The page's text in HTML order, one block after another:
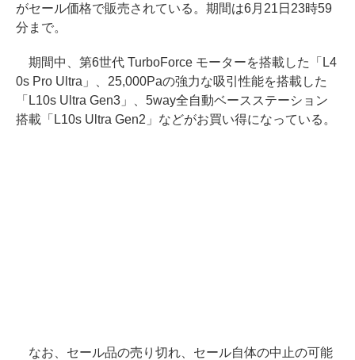
がセール価格で販売されている。期間は6月21日23時59
分まで。
期間中、第6世代 TurboForce モーターを搭載した「L4
0s Pro Ultra」、25,000Paの強力な吸引性能を搭載した
「L10s Ultra Gen3」、5way全自動ベースステーション
搭載「L10s Ultra Gen2」などがお買い得になっている。
なお、セール品の売り切れ、セール自体の中止の可能